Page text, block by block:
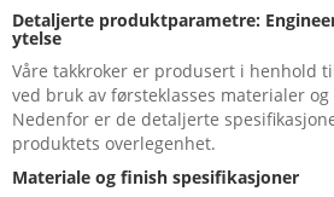
Detaljerte produktparametre:
ytelse
Våre takkroker er produsert i henhold
ved bruk av førsteklasses materialer
Nedenfor er de detaljerte
produktets overlegenhet.
Materiale og finish spesifikasjoner